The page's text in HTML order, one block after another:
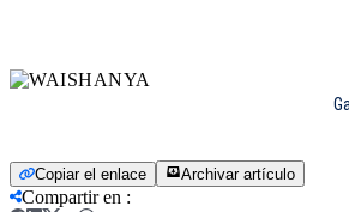
Copiar el enlace Archivar artículo
Compartir en :